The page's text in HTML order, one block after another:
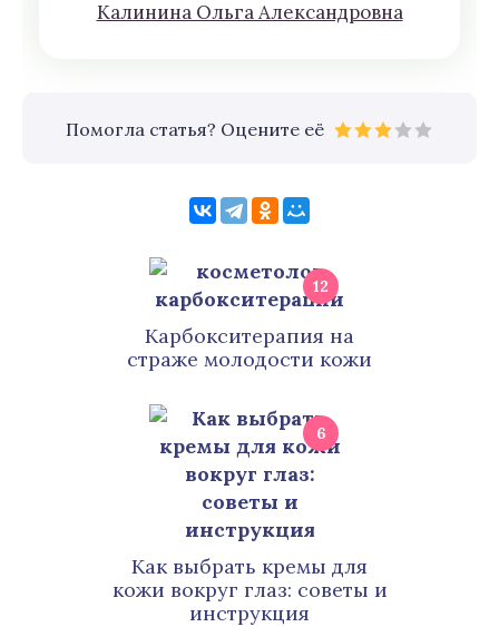
Кaлининa Oльгa Aлексaндровна
Помогла статья? Оцените её
12
Карбокситерапия на
страже молодости кожи
6
Как выбрать кремы для
кожи вокруг глаз: советы и
инструкция